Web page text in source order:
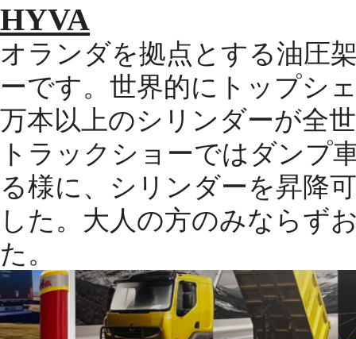
HYVA
オランダを拠点とする油圧
ーです。世界的にトップシ
万本以上のシリンダーが全
トラックショーではダンプ
る様に、シリンダーを昇降
した。大人の方のみならず
た。